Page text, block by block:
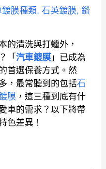
膜種類, 石英鍍膜, 鑽
的清洗與打蠟外，
「 汽車鍍膜」已成為
首選保養方式。然
，最常聽到的包括石
膜，這三種到底有什
車的需求？以下將帶
色差異！